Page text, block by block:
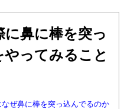
に鼻に棒を突っ
ってみること
ぜ鼻に棒を突っ込んでるのか